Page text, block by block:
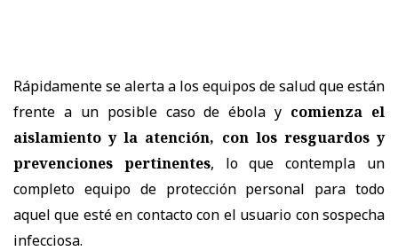
Rápidamente se alerta a los equipos de salud que están
frente a un posible caso de ébola y comienza el
aislamiento y la atención, con los resguardos y
prevenciones pertinentes, lo que contempla un
completo equipo de protección personal para todo
aquel que esté en contacto con el usuario con sospecha
infecciosa.